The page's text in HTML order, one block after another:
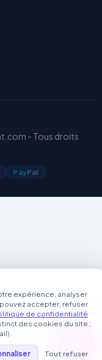
- Tous droits
PayPal
SEO &
expérience, analyser
accepter, refuser
de confidentialité
des cookies du site ;
Tout refuser